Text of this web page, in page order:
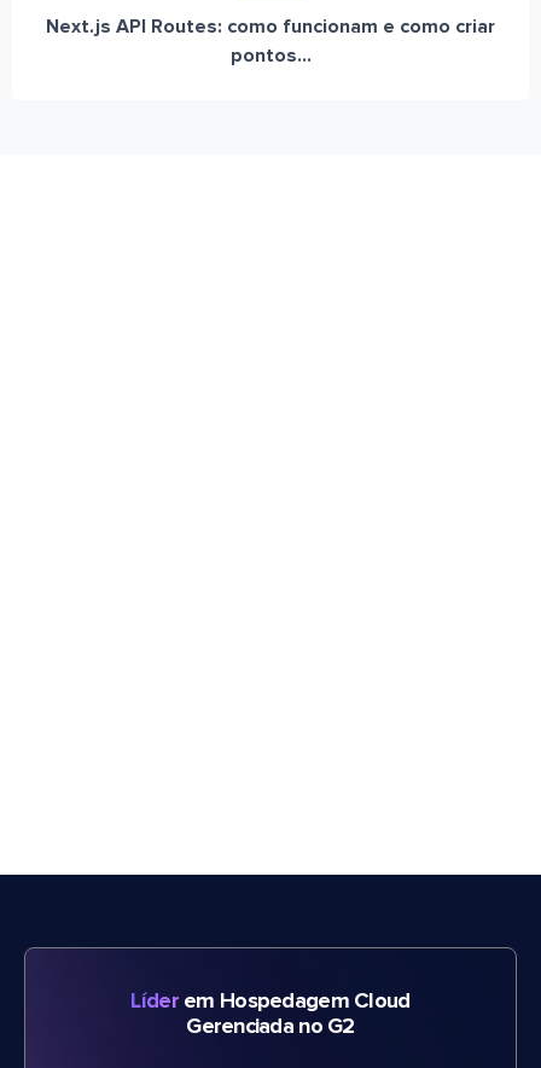
Next.js API Routes: como funcionam e como criar
pontos...
Líderem Hospedagem Cloud
Gerenciada no G2